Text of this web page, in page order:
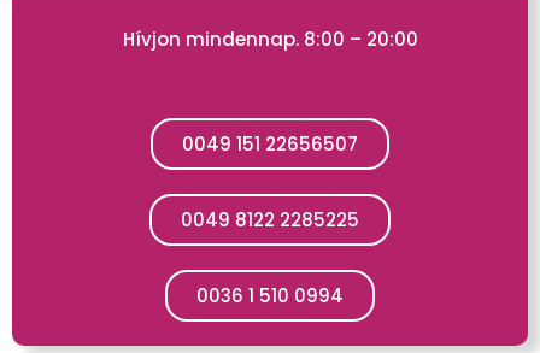
Hívjon mindennap. 8:00 – 20:00
0049 151 22656507
0049 8122 2285225
0036 1 510 0994